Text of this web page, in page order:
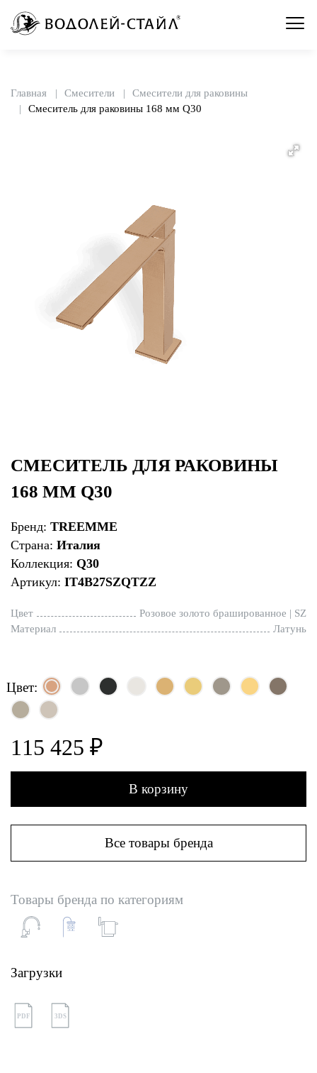
Главная Смесители
Смесители для раковины
Смеситель для раковины 168 мм Q30
СМЕСИТЕЛЬ ДЛЯ РАКОВИНЫ
168 ММ Q30
Бренд: TREEMME
Страна: Италия
Коллекция: Q30
Артикул: IT4B27SZQTZZ
Цвет
Розовое золото брашированное | SZ
Материал
Латунь
Цвет:
115 425 ₽
В корзину
Все товары бренда
Товары бренда по категориям
Загрузки
PDF 3DS